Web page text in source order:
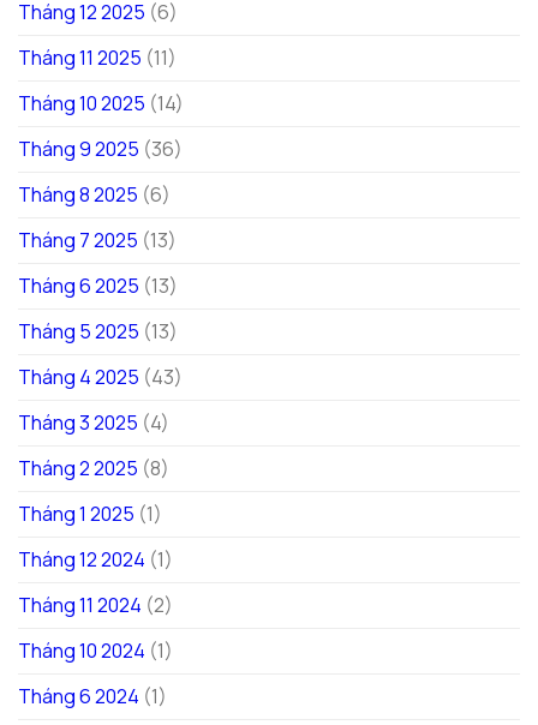
Tháng 12 2025 (6)
Tháng 11 2025 (11)
Tháng 10 2025 (14)
Tháng 9 2025 (36)
Tháng 8 2025 (6)
Tháng 7 2025 (13)
Tháng 6 2025 (13)
Tháng 5 2025 (13)
Tháng 4 2025 (43)
Tháng 3 2025 (4)
Tháng 2 2025 (8)
Tháng 1 2025 (1)
Tháng 12 2024 (1)
Tháng 11 2024 (2)
Tháng 10 2024 (1)
Tháng 6 2024 (1)